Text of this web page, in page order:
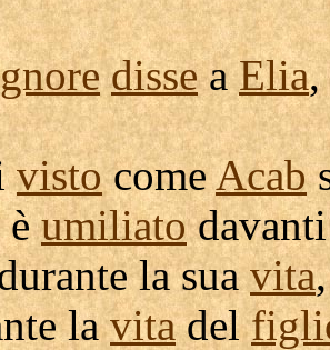
disseaElia
vistocomeAcab
èumiliato
la suavita
lavitadel